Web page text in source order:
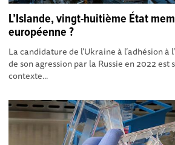
L’Islande, vingt-huitième État
européenne ?
La candidature de l’Ukraine à l’adhésion à
de son agression par la Russie en 2022 est
contexte...